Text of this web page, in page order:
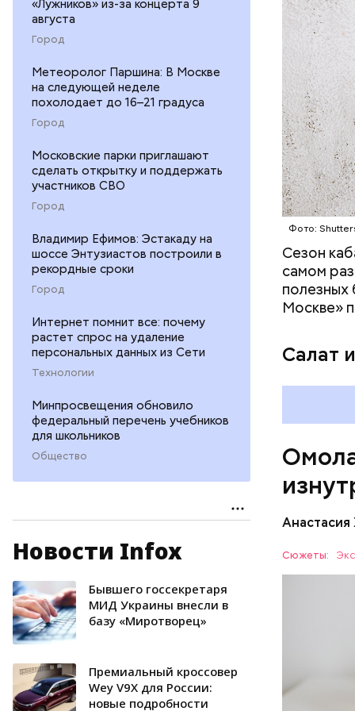
«Лужников» из-за концерта 9
августа
Город
Метеоролог Паршина: В Москве
на следующей неделе
похолодает до 16–21 градуса
Город
Московские парки приглашают
сделать открытку и поддержать
участников СВО
Город
Владимир Ефимов: Эстакаду на
шоссе Энтузиастов построили в
рекордные сроки
Город
Интернет помнит все: почему
растет спрос на удаление
персональных данных из Сети
Технологии
Минпросвещения обновило
федеральный перечень учебников
для школьников
Общество
Новости Infox
Бывшего госсекретаря
МИД Украины внесли в
базу «Миротворец»
Премиальный кроссовер
Wey V9X для России:
новые подробности
Фото:
Сезон
самом
полезных
Москве»
Салат
Сюжеты:
Дыня
кожи;
плода.
ряда
лютеин
наше
калий
— В